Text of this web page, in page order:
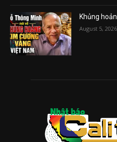
Khủng
August 5, 2026